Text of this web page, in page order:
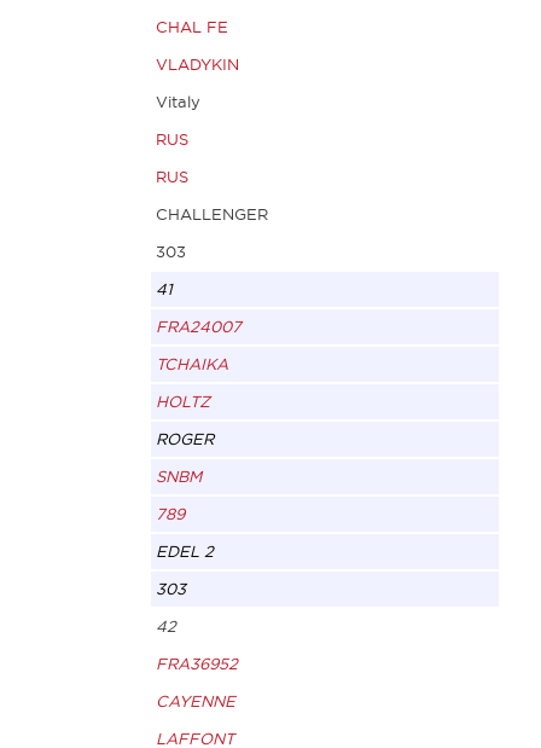
CHAL FE
VLADYKIN
Vitaly
RUS
RUS
CHALLENGER
303
41
FRA24007
TCHAIKA
HOLTZ
ROGER
SNBM
789
EDEL 2
303
42
FRA36952
CAYENNE
LAFFONT